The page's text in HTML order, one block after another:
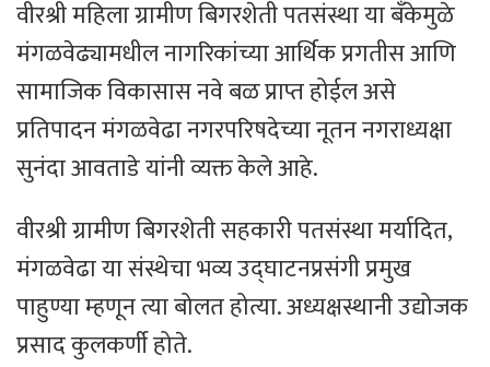
ok p
p
वीरश्री महिला ग्रामीण बिगरशेती पतसंस्था या बँकेमुळे
मंगळवेढ्यामधील नागरिकांच्या आर्थिक प्रगतीस आणि
सामाजिक विकासास नवे बळ प्राप्त होईल असे
प्रतिपादन मंगळवेढा नगरपरिषदेच्या नूतन नगराध्यक्षा
सुनंदा आवताडे यांनी व्यक्त केले आहे.
वीरश्री ग्रामीण बिगरशेती सहकारी पतसंस्था मर्यादित,
मंगळवेढा या संस्थेचा भव्य उद्घाटनप्रसंगी प्रमुख
पाहुण्या म्हणून त्या बोलत होत्या. अध्यक्षस्थानी उद्योजक
प्रसाद कुलकर्णी होते.